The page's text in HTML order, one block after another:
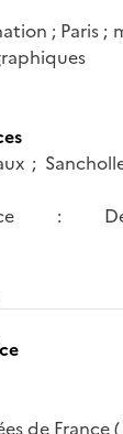
; Paris ;
;
:
de France